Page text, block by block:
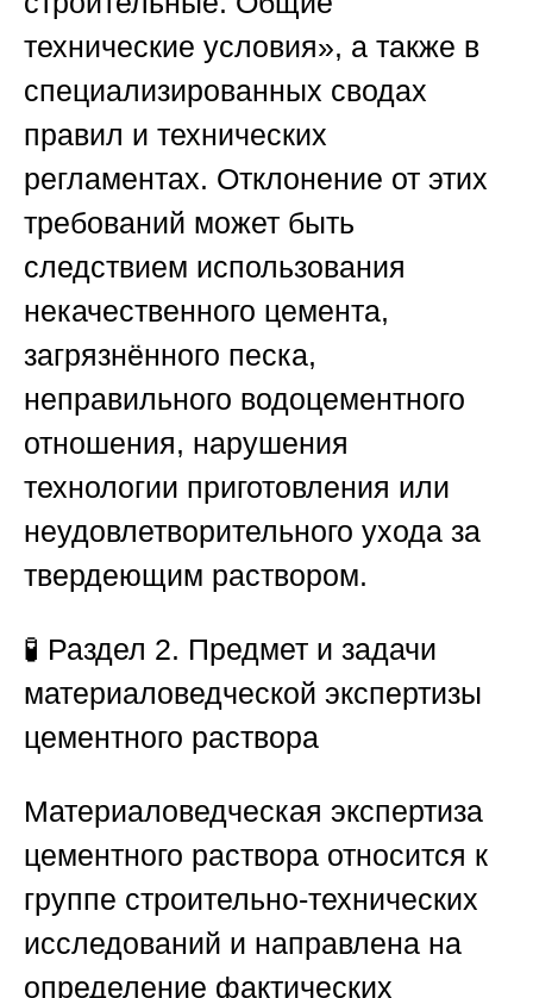
технические условия», а также в
специализированных сводах
правил и технических
регламентах. Отклонение от этих
требований может быть
следствием использования
некачественного цемента,
загрязнённого песка,
неправильного водоцементного
отношения, нарушения
технологии приготовления или
неудовлетворительного ухода за
твердеющим раствором.
🧪 Раздел 2. Предмет и задачи
материаловедческой экспертизы
цементного раствора
Материаловедческая экспертиза
цементного раствора относится к
группе строительно-технических
исследований и направлена на
определение фактических